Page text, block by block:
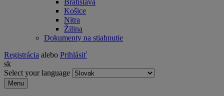
Bratislava
Košice
Nitra
Žilina
Dokumenty na stiahnutie
Registrácia alebo Prihlásiť
sk
Select your language
Menu